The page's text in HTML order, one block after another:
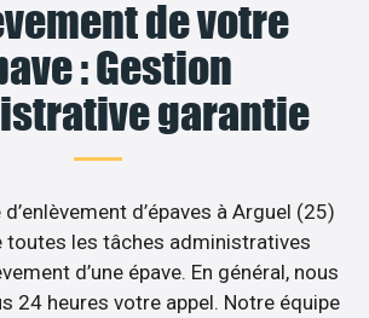
de votre
: Gestion
garantie
d’épaves à Arguel (25)
toutes les tâches administratives
d’une épave. En général, nous
24 heures votre appel. Notre équipe